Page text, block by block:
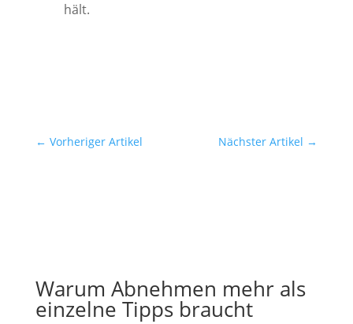
hält.
← Vorheriger Artikel Nächster Artikel →
Warum Abnehmen mehr als
einzelne Tipps braucht